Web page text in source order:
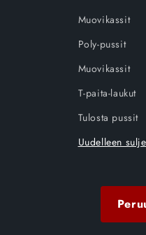
Muovikassit
Poly-pussit
Muovikassit
T-paita-laukut
Tulosta pussit
Uudelleen